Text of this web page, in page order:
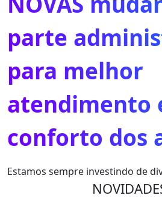
parte
para melhor
atendimento
conforto dos
Estamos sempre investindo de